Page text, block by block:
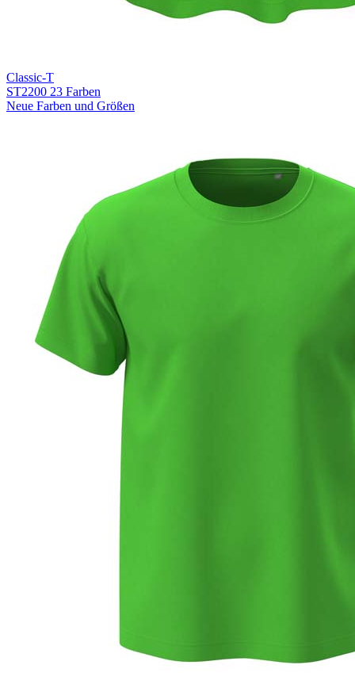
Classic-T
ST2200 23 Farben
Neue Farben und Größen